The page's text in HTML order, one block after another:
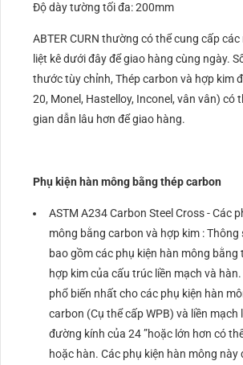
Độ dày tường tối đa: 200mm
ABTER CURN thường có thể cung cấp
liệt kê dưới đây để giao hàng cùng ngày.
thước tùy chỉnh, Thép carbon và hợp kim
20, Monel, Hastelloy, Inconel, vân vân) có
gian dẫn lâu hơn để giao hàng.
Phụ kiện hàn mông bằng thép carbon
ASTM A234 Carbon Steel Cross - Các
mông bằng carbon và hợp kim :
bao gồm các phụ kiện hàn mông bằng
hợp kim của cấu trúc liền mạch và
phổ biến nhất cho các phụ kiện hàn
carbon (Cụ thể cấp WPB) và liền mạch
đường kính của 24 ”hoặc lớn hơn có
hoặc hàn. Các phụ kiện hàn mông này